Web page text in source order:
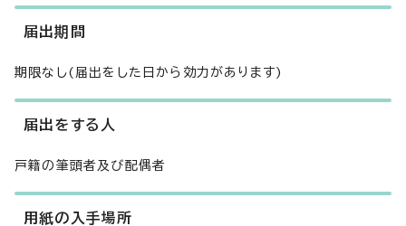
届出期間
期限なし(届出をした日から効力があります)
届出をする人
戸籍の筆頭者及び配偶者
用紙の入手場所